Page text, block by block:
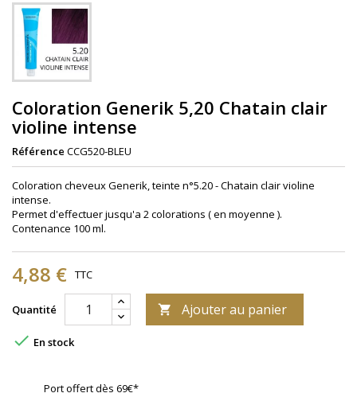
Coloration Generik 5,20 Chatain clair
violine intense
Référence CCG520-BLEU
Coloration cheveux Generik, teinte n°5.20 - Chatain clair violine
intense.
Permet d'effectuer jusqu'a 2 colorations ( en moyenne ).
Contenance 100 ml.
4,88 € TTC
Quantité  Ajouter au panier
 En stock
Port offert dès 69€*